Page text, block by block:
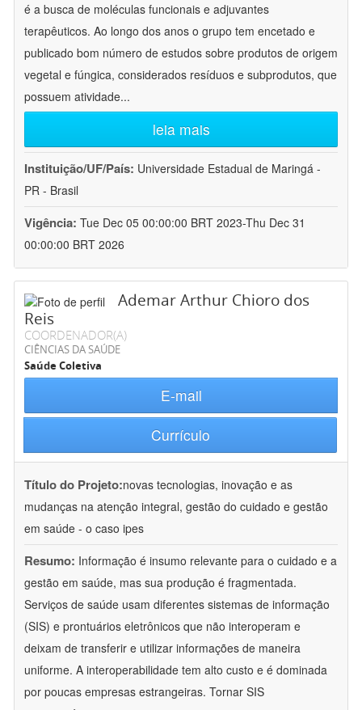
é a busca de moléculas funcionais e adjuvantes
terapêuticos. Ao longo dos anos o grupo tem encetado e
publicado bom número de estudos sobre produtos de origem
vegetal e fúngica, considerados resíduos e subprodutos, que
possuem atividade...
leia mais
Instituição/UF/País: Universidade Estadual de Maringá -
PR - Brasil
Vigência: Tue Dec 05 00:00:00 BRT 2023-Thu Dec 31
00:00:00 BRT 2026
Ademar Arthur Chioro dos
Reis
COORDENADOR(A)
CIÊNCIAS DA SAÚDE
Saúde Coletiva
E-mail
Currículo
Título do Projeto:novas tecnologias, inovação e as
mudanças na atenção integral, gestão do cuidado e gestão
em saúde - o caso ipes
Resumo: Informação é insumo relevante para o cuidado e a
gestão em saúde, mas sua produção é fragmentada.
Serviços de saúde usam diferentes sistemas de informação
(SIS) e prontuários eletrônicos que não interoperam e
deixam de transferir e utilizar informações de maneira
uniforme. A interoperabilidade tem alto custo e é dominada
por poucas empresas estrangeiras. Tornar SIS